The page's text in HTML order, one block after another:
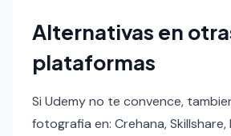
Alternativas en
plataformas
Si Udemy no te convence,
fotografia en: Crehana, Skillshare,